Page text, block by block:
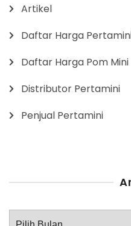
Artikel
Daftar Harga
Daftar Harga Pom Mini
Distributor Pertamini
Penjual Pertamini
Arsip